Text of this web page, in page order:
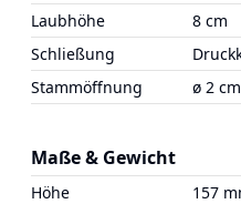
Laubhöhe
8 cm
Schließung
Stammöffnung
ø 2 cm
Maße & Gewicht
Höhe
157